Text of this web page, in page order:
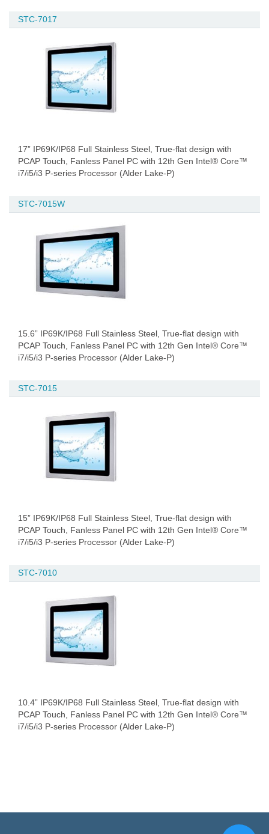
STC-7017
17” IP69K/IP68 Full Stainless Steel, True-flat design with
PCAP Touch, Fanless Panel PC with 12th Gen Intel® Core™
i7/i5/i3 P-series Processor (Alder Lake-P)
STC-7015W
15.6” IP69K/IP68 Full Stainless Steel, True-flat design with
PCAP Touch, Fanless Panel PC with 12th Gen Intel® Core™
i7/i5/i3 P-series Processor (Alder Lake-P)
STC-7015
15” IP69K/IP68 Full Stainless Steel, True-flat design with
PCAP Touch, Fanless Panel PC with 12th Gen Intel® Core™
i7/i5/i3 P-series Processor (Alder Lake-P)
STC-7010
10.4” IP69K/IP68 Full Stainless Steel, True-flat design with
PCAP Touch, Fanless Panel PC with 12th Gen Intel® Core™
i7/i5/i3 P-series Processor (Alder Lake-P)